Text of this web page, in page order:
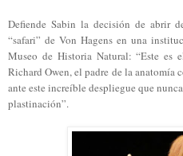
Defiende Sabin la decisión de abrir
“safari” de Von Hagens en una
Museo de Historia Natural: “Este
Richard Owen, el padre de la anatomía
ante este increíble despliegue que
plastinación”.